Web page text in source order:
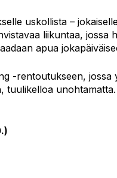
uskollista –
liikuntaa, jossa
apua
-rentoutukseen, jossa
tuulikelloa unohtamatta.